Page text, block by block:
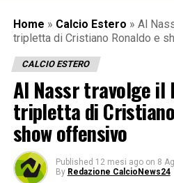
Home » Calcio Estero » Al
tripletta di Cristiano Ronaldo e
CALCIO ESTERO
Al Nassr travolge il
tripletta di
show offensivo
Published 12 mesi ago on 8
By Redazione CalcioNews24